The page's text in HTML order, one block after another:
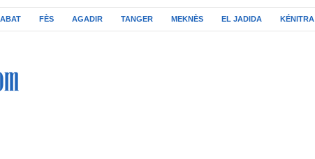
FÈS AGADIR TANGER MEKNÈS EL JADIDA KÉNITRA